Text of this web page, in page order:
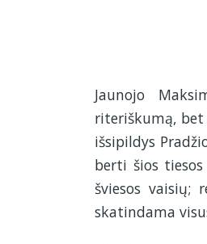
Jaunojo
riteriškumą, bet
išsipildys
berti šios
šviesos vaisių;
skatindama